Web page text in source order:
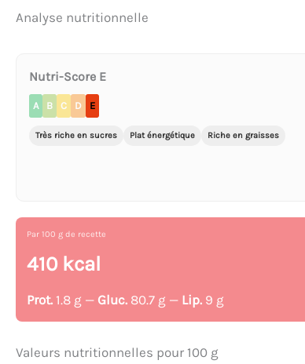
Analyse nutritionnelle
Nutri-Score E
A B C D E
Très riche en sucres Plat énergétique Riche en graisses
Par 100 g de recette
410 kcal
Prot. 1.8 g — Gluc. 80.7 g — Lip. 9 g
Valeurs nutritionnelles pour 100 g